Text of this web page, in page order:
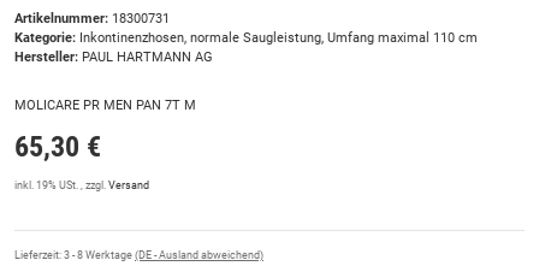
Artikelnummer: 18300731
Kategorie: Inkontinenzhosen, normale Saugleistung, Umfang maximal 110 cm
Hersteller: PAUL HARTMANN AG
MOLICARE PR MEN PAN 7T M
65,30 €
inkl. 19% USt. , zzgl. Versand
Lieferzeit: 3 - 8 Werktage (DE - Ausland abweichend)